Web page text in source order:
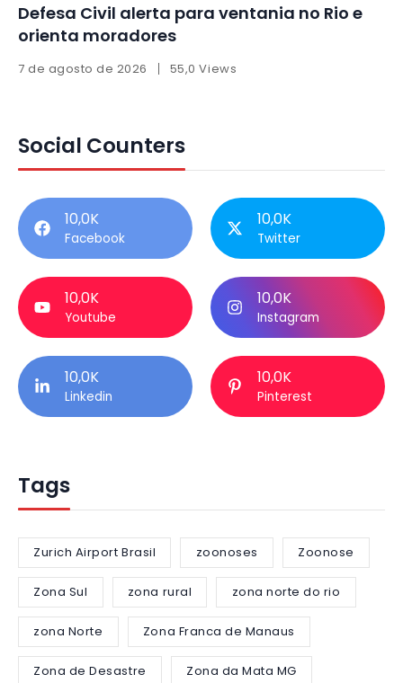
Defesa Civil alerta para ventania no Rio e
orienta moradores
7 de agosto de 2026 55,0 Views
Social Counters
10,0K
Facebook
10,0K
Twitter
10,0K
Youtube
10,0K
Instagram
10,0K
Linkedin
10,0K
Pinterest
Tags
Zurich Airport Brasil zoonoses Zoonose
Zona Sul zona rural zona norte do rio
zona Norte Zona Franca de Manaus
Zona de Desastre Zona da Mata MG